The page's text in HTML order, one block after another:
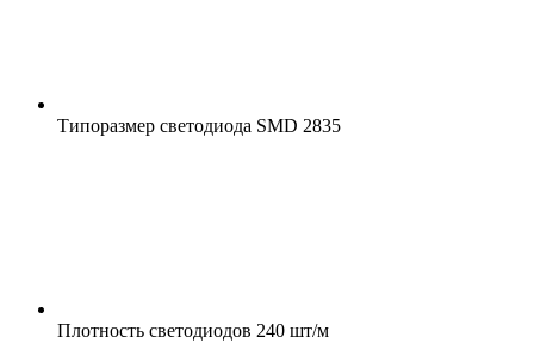
Типоразмер светодиода SMD 2835
Плотность светодиодов 240 шт/м